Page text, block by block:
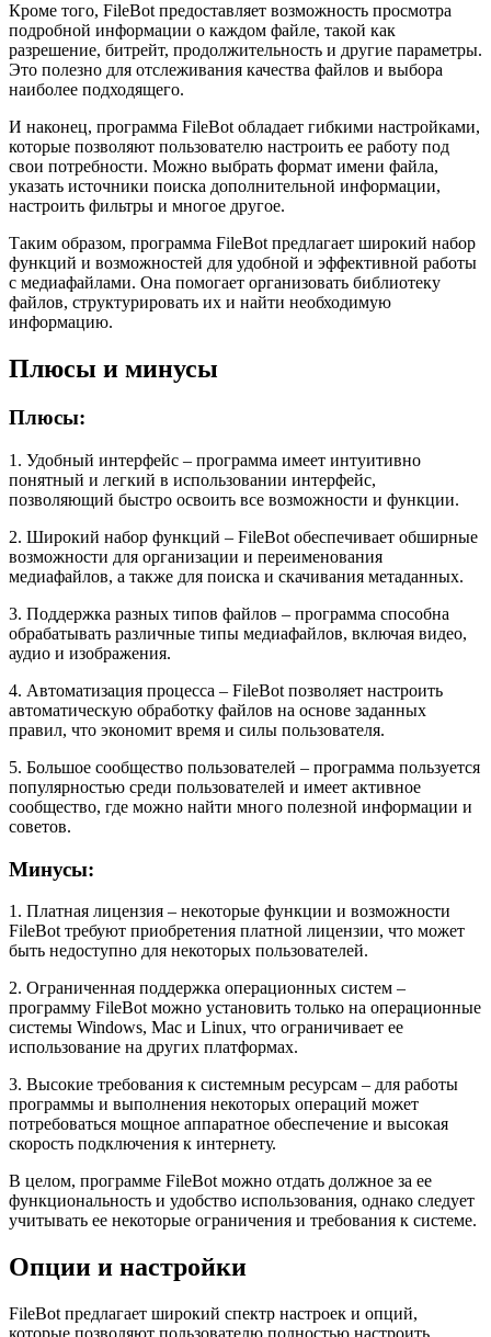
Кроме того, FileBot предоставляет возможность просмотра
подробной информации о каждом файле, такой как
разрешение, битрейт, продолжительность и другие параметры.
Это полезно для отслеживания качества файлов и выбора
наиболее подходящего.
И наконец, программа FileBot обладает гибкими настройками,
которые позволяют пользователю настроить ее работу под
свои потребности. Можно выбрать формат имени файла,
указать источники поиска дополнительной информации,
настроить фильтры и многое другое.
Таким образом, программа FileBot предлагает широкий набор
функций и возможностей для удобной и эффективной работы
с медиафайлами. Она помогает организовать библиотеку
файлов, структурировать их и найти необходимую
информацию.
Плюсы и минусы
Плюсы:
1. Удобный интерфейс – программа имеет интуитивно
понятный и легкий в использовании интерфейс,
позволяющий быстро освоить все возможности и функции.
2. Широкий набор функций – FileBot обеспечивает обширные
возможности для организации и переименования
медиафайлов, а также для поиска и скачивания метаданных.
3. Поддержка разных типов файлов – программа способна
обрабатывать различные типы медиафайлов, включая видео,
аудио и изображения.
4. Автоматизация процесса – FileBot позволяет настроить
автоматическую обработку файлов на основе заданных
правил, что экономит время и силы пользователя.
5. Большое сообщество пользователей – программа пользуется
популярностью среди пользователей и имеет активное
сообщество, где можно найти много полезной информации и
советов.
Минусы:
1. Платная лицензия – некоторые функции и возможности
FileBot требуют приобретения платной лицензии, что может
быть недоступно для некоторых пользователей.
2. Ограниченная поддержка операционных систем –
программу FileBot можно установить только на операционные
системы Windows, Mac и Linux, что ограничивает ее
использование на других платформах.
3. Высокие требования к системным ресурсам – для работы
программы и выполнения некоторых операций может
потребоваться мощное аппаратное обеспечение и высокая
скорость подключения к интернету.
В целом, программе FileBot можно отдать должное за ее
функциональность и удобство использования, однако следует
учитывать ее некоторые ограничения и требования к системе.
Опции и настройки
FileBot предлагает широкий спектр настроек и опций,
которые позволяют пользователю полностью настроить